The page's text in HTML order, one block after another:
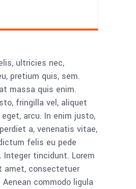
ultricies nec,
pretium quis, sem.
massa quis enim.
fringilla vel, aliquet
arcu. In enim justo,
a, venenatis vitae,
felis eu pede
Integer tincidunt. Lorem
amet, consectetuer
commodo ligula